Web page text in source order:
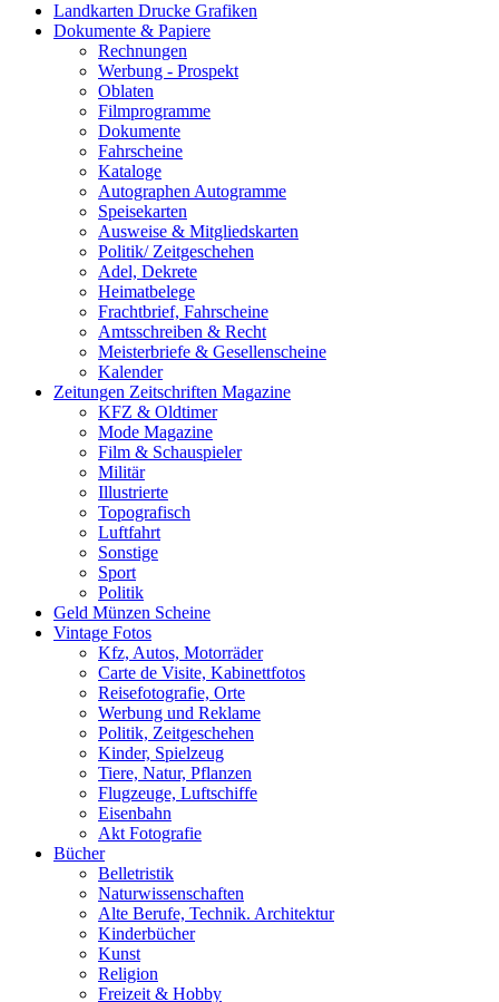
Landkarten Drucke Grafiken
Dokumente & Papiere
Rechnungen
Werbung - Prospekt
Oblaten
Filmprogramme
Dokumente
Fahrscheine
Kataloge
Autographen Autogramme
Speisekarten
Ausweise & Mitgliedskarten
Politik/ Zeitgeschehen
Adel, Dekrete
Heimatbelege
Frachtbrief, Fahrscheine
Amtsschreiben & Recht
Meisterbriefe & Gesellenscheine
Kalender
Zeitungen Zeitschriften Magazine
KFZ & Oldtimer
Mode Magazine
Film & Schauspieler
Militär
Illustrierte
Topografisch
Luftfahrt
Sonstige
Sport
Politik
Geld Münzen Scheine
Vintage Fotos
Kfz, Autos, Motorräder
Carte de Visite, Kabinettfotos
Reisefotografie, Orte
Werbung und Reklame
Politik, Zeitgeschehen
Kinder, Spielzeug
Tiere, Natur, Pflanzen
Flugzeuge, Luftschiffe
Eisenbahn
Akt Fotografie
Bücher
Belletristik
Naturwissenschaften
Alte Berufe, Technik. Architektur
Kinderbücher
Kunst
Religion
Freizeit & Hobby